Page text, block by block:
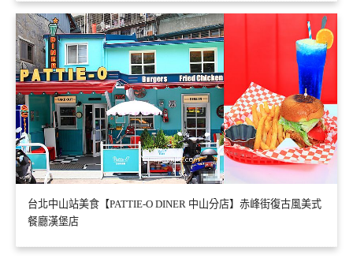
台北中山站美食【PATTIE-O DINER 中山分店】赤峰街復古風美式
餐廳漢堡店